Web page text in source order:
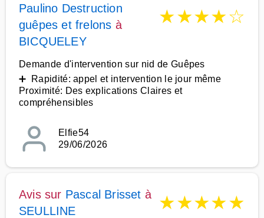
Paulino Destruction
guêpes et frelons à
BICQUELEY
★★★★☆
Demande d'intervention sur nid de Guêpes
➕ Rapidité: appel et intervention le jour même
Proximité: Des explications Claires et
compréhensibles
Elfie54
29/06/2026
Avis sur Pascal Brisset à
SEULLINE
★★★★★